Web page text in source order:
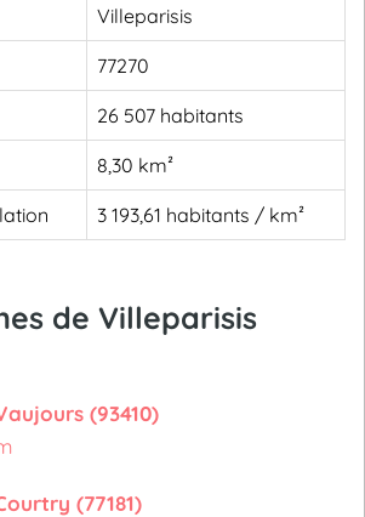
Villeparisis
77270
26 507 habitants
8,30 km²
3 193,61 habitants / km²
de Villeparisis
(93410)
(77181)